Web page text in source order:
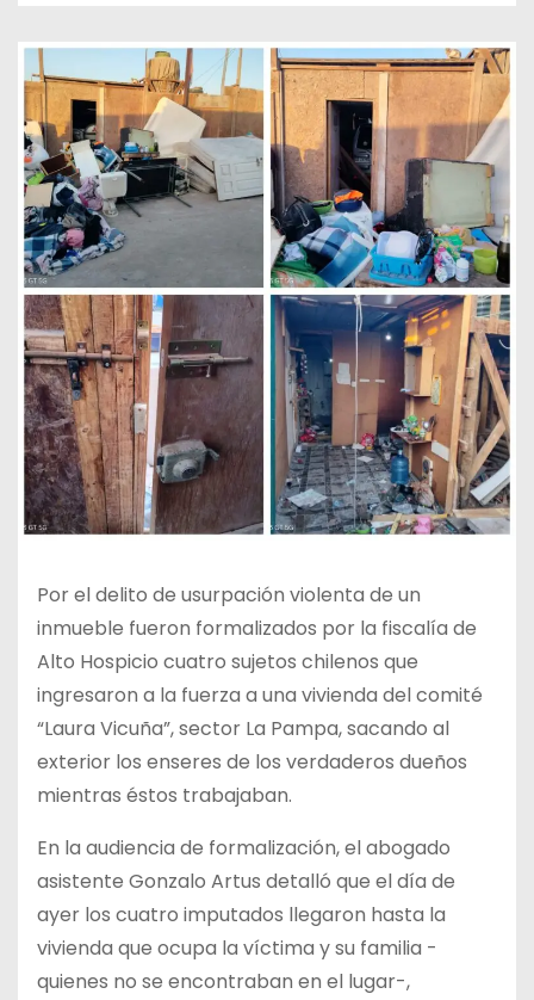
Por el delito de usurpación violenta de un
inmueble fueron formalizados por la fiscalía de
Alto Hospicio cuatro sujetos chilenos que
ingresaron a la fuerza a una vivienda del comité
“Laura Vicuña”, sector La Pampa, sacando al
exterior los enseres de los verdaderos dueños
mientras éstos trabajaban.
En la audiencia de formalización, el abogado
asistente Gonzalo Artus detalló que el día de
ayer los cuatro imputados llegaron hasta la
vivienda que ocupa la víctima y su familia -
quienes no se encontraban en el lugar-,